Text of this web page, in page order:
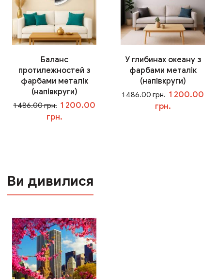
Баланс
протилежностей з
фарбами металік
(напівкруги)
1 486.00 грн. 1 200.00
грн.
У глибинах океану з
фарбами металік
(напівкруги)
1 486.00 грн. 1 200.00
грн.
Ви дивилися